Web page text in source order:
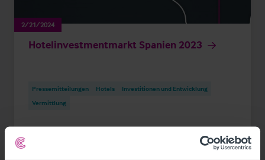
2/21/2024
Hotelinvestmentmarkt Spanien 2023
Pressemitteilungen Hotels
Investitionen und Entwicklung
Vermittlung